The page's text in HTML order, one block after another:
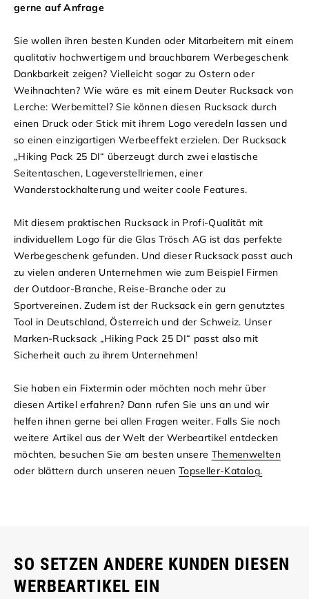
gerne auf Anfrage
Sie wollen ihren besten Kunden oder Mitarbeitern mit einem
qualitativ hochwertigem und brauchbarem Werbegeschenk
Dankbarkeit zeigen? Vielleicht sogar zu Ostern oder
Weihnachten? Wie wäre es mit einem Deuter Rucksack von
Lerche: Werbemittel? Sie können diesen Rucksack durch
einen Druck oder Stick mit ihrem Logo veredeln lassen und
so einen einzigartigen Werbeeffekt erzielen. Der Rucksack
„Hiking Pack 25 DI“ überzeugt durch zwei elastische
Seitentaschen, Lageverstellriemen, einer
Wanderstockhalterung und weiter coole Features.
Mit diesem praktischen Rucksack in Profi-Qualität mit
individuellem Logo für die Glas Trösch AG ist das perfekte
Werbegeschenk gefunden. Und dieser Rucksack passt auch
zu vielen anderen Unternehmen wie zum Beispiel Firmen
der Outdoor-Branche, Reise-Branche oder zu
Sportvereinen. Zudem ist der Rucksack ein gern genutztes
Tool in Deutschland, Österreich und der Schweiz. Unser
Marken-Rucksack „Hiking Pack 25 DI“ passt also mit
Sicherheit auch zu ihrem Unternehmen!
Sie haben ein Fixtermin oder möchten noch mehr über
diesen Artikel erfahren? Dann rufen Sie uns an und wir
helfen ihnen gerne bei allen Fragen weiter. Falls Sie noch
weitere Artikel aus der Welt der Werbeartikel entdecken
möchten, besuchen Sie am besten unsere Themenwelten
oder blättern durch unseren neuen Topseller-Katalog.
SO SETZEN ANDERE KUNDEN DIESEN
WERBEARTIKEL EIN